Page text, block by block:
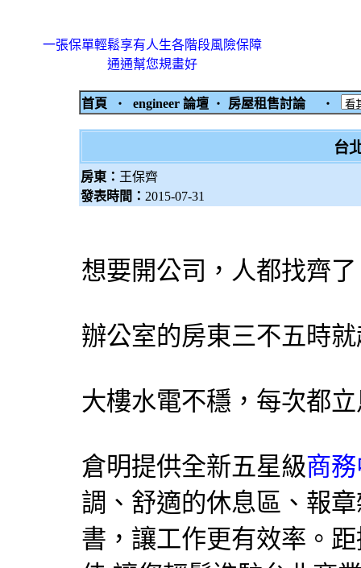
一張保單輕鬆享有人生各階段風險保障
通通幫您規畫好
首頁 ‧ engineer 論壇 ‧ 房屋租售討論 ‧
台
房東： 王保齊
發表時間： 2015-07-31
想要開公司，人都找齊
辦公室的房東三不五時
大樓水電不穩，每次都
倉明提供全新五星級商
調 、舒適的休息區、報
書，讓工作更有效率。